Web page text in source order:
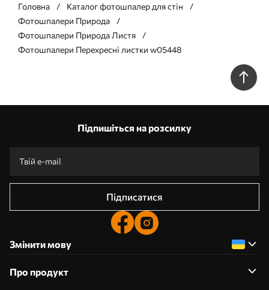
Головна
Каталог фотошпалер для стін
Фотошпалери Природа
Фотошпалери Природа Листя
Фотошпалери Перехресні листки w05448
Підпишіться на розсилку
Підписатися
Змінити мову
Про продукт